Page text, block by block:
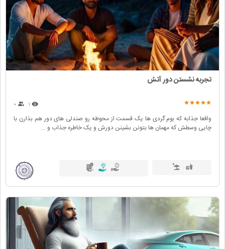
تجربه نشستن دور آتش
۱
واقعا جذابه که بوم گردی ها یک قسمت از محوطه رو صندلی های دور هم بذارن با
چایی وسطش که مهمان ها بتونن بشینن دورش و یک خاطره جذاب و ...